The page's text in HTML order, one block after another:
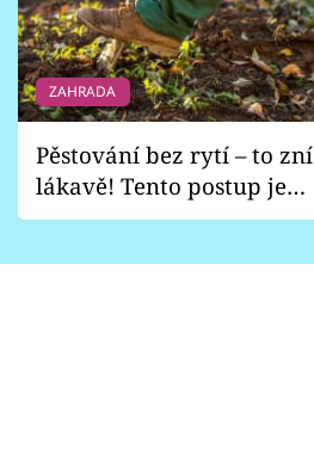
ZAHRADA
Pěstování bez rytí – to zní
lákavě! Tento postup je
vhodný jen pro některé